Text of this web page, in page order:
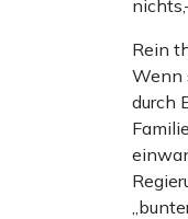
Rein
Wenn
durch